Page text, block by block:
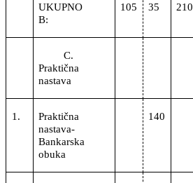
UKUPNO
B:
105 35 210
C.
Praktična
nastava
1.
Praktična
nastava-
Bankarska
obuka
140